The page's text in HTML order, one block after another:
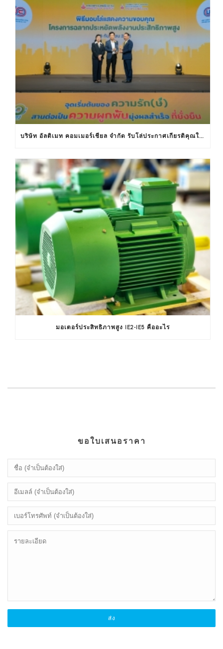
บริษัท อัลติเมท คอมเมอร์เชียล จำกัด รับโล่ประกาศเกียรติคุณในงานครบรอบ 30 ปีฉลากประหยัดไฟฟ้าเบอร์ 5
มอเตอร์ประสิทธิภาพสูง IE2-IE5 คืออะไร
ขอใบเสนอราคา